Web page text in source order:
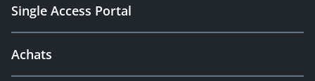
Single Access Portal
Achats